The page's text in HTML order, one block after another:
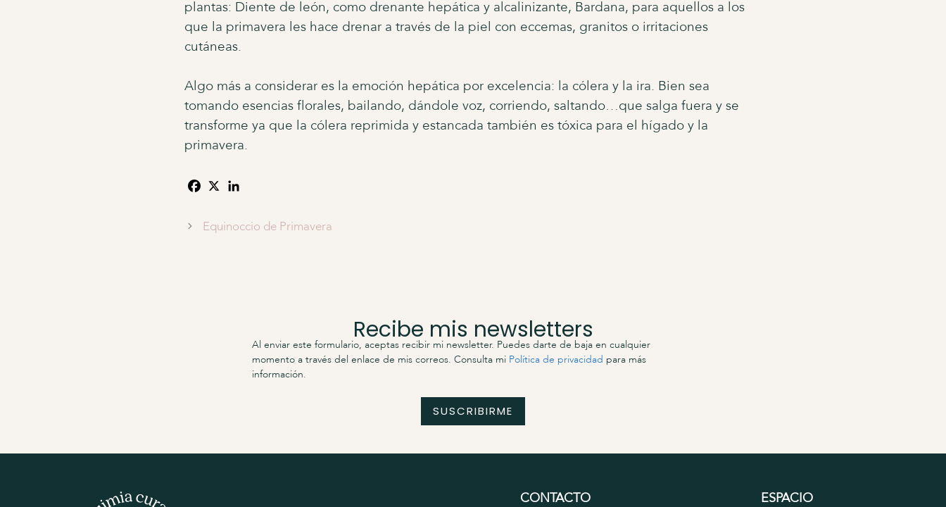
plantas: Diente de león, como drenante hepática y alcalinizante, Bardana, para aquellos a los
que la primavera les hace drenar a través de la piel con eccemas, granitos o irritaciones
cutáneas.
Algo más a considerar es la emoción hepática por excelencia: la cólera y la ira. Bien sea
tomando esencias florales, bailando, dándole voz, corriendo, saltando…que salga fuera y se
transforme ya que la cólera reprimida y estancada también es tóxica para el hígado y la
primavera.
Equinoccio de Primavera
Recibe mis newsletters
Al enviar este formulario, aceptas recibir mi newsletter. Puedes darte de baja en cualquier
momento a través del enlace de mis correos. Consulta mi Política de privacidad para más
información.
SUSCRIBIRME
CONTACTO ESPACIO